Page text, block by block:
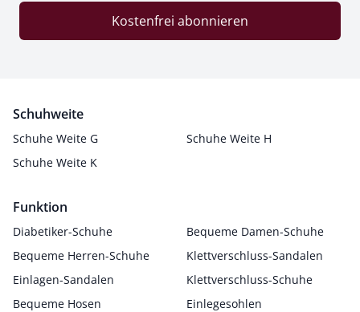
Kostenfrei abonnieren
Schuhweite
Schuhe Weite G
Schuhe Weite H
Schuhe Weite K
Funktion
Diabetiker-Schuhe
Bequeme Damen-Schuhe
Bequeme Herren-Schuhe
Klettverschluss-Sandalen
Einlagen-Sandalen
Klettverschluss-Schuhe
Bequeme Hosen
Einlegesohlen